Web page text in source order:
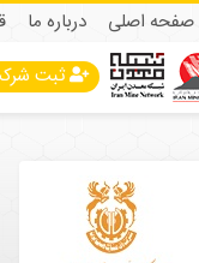
صفحه اصلی درباره ما
ثبت